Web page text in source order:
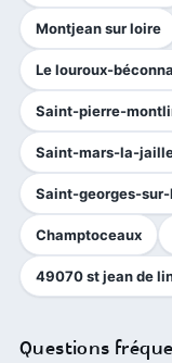
Montjean sur loire
Le louroux-
Saint-pierre-
Saint-mars-la-
Saint-georges-
Champtoceaux
49070 st jean de
Questions